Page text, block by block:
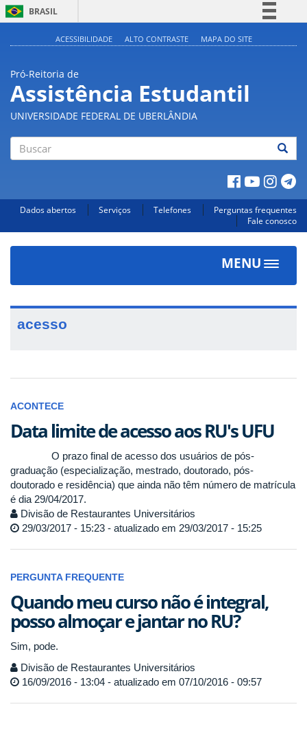
BRASIL
Acesso à informação
Legislação
Canais
ACESSIBILIDADE ALTO CONTRASTE MAPA DO SITE
Pró-Reitoria de
Assistência Estudantil
UNIVERSIDADE FEDERAL DE UBERLÂNDIA
Dados abertos Serviços Telefones
Perguntas frequentes
Fale conosco
MENU
Toggle
acesso
ACONTECE
Data limite de acesso aos RU's UFU
O prazo final de acesso dos usuários de pós-
graduação (especialização, mestrado, doutorado, pós-
doutorado e residência) que ainda não têm número de matrícula
é dia 29/04/2017.
Divisão de Restaurantes Universitários
29/03/2017 - 15:23 - atualizado em 29/03/2017 - 15:25
PERGUNTA FREQUENTE
Quando meu curso não é integral,
posso almoçar e jantar no RU?
Sim, pode.
Divisão de Restaurantes Universitários
16/09/2016 - 13:04 - atualizado em 07/10/2016 - 09:57